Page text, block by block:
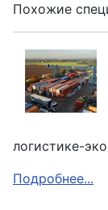
Похожие
логистике-
Подробнее...